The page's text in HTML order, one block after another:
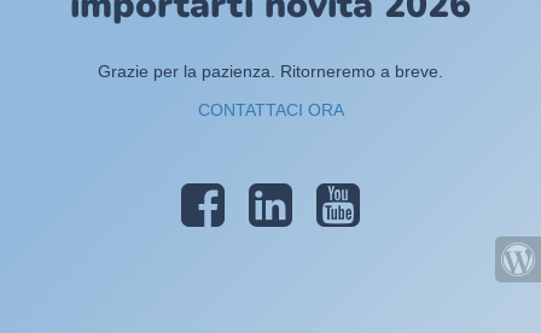
Grazie per la pazienza. Ritorneremo a breve.
CONTATTACI ORA